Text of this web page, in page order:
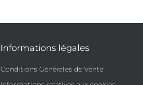
Informations légales
Conditions Générales de Vente